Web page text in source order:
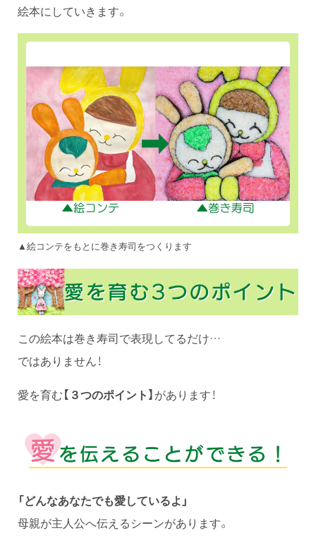
絵本にしていきます。
▲絵コンテをもとに巻き寿司をつくります
この絵本は巻き寿司で表現してるだけ…
ではありません！
愛を育む【 ３つのポイント】があります！
「どんなあなたでも愛しているよ」
母親が主人公へ伝えるシーンがあります。